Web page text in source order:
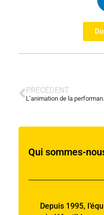
PRÉCÉDENT
Qui sommes-
Depuis 1995,